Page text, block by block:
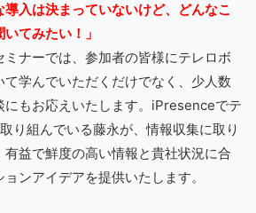
導入は決まっていないけど、どんなこ
てみたい！」
ナーでは、参加者の皆様にテレロボ
学んでいただくだけでなく、少人数
にもお応えいたします。iPresenceでテ
り組んでいる藤永が、情報収集に取り
益で鮮度の高い情報と貴社状況に合
ンアイデアを提供いたします。